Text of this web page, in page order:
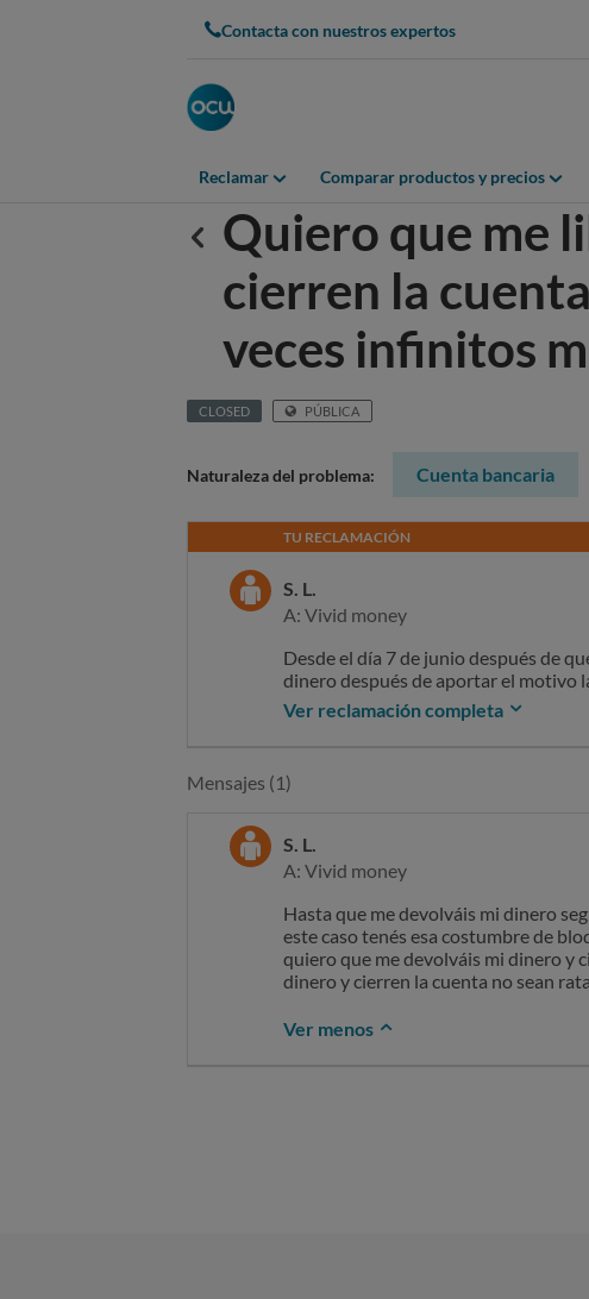
Contacta con nuestros expertos
Reclamar Comparar productos y precios
Anterior
Quiero que me
cierren la
veces infinitos
CLOSED PÚBLICA
Naturaleza del problema: Cuenta bancaria
TU RECLAMACIÓN
S. L.
A: Vivid money
Desde el día 7 de junio después de
dinero después de aportar el motivo
227210 resuelto me enviaron un
esperara 28 días han pasado más
mi dinero y que cierren la cuenta ya
resuelven nada simplemente mente
Ver reclamación completa
Mensajes (1)
S. L.
A: Vivid money
Hasta que me devolváis mi dinero
este caso tenés esa costumbre de
quiero que me devolváis mi dinero y
dinero y cierren la cuenta no sean
Ver menos